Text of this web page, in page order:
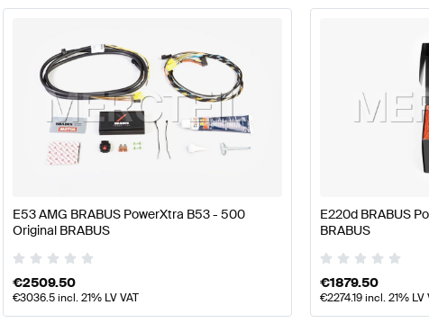
BRABUS A-Klasse W177 Modellpflege Motor &
E53 AMG BRABUS PowerXtra B53 - 500
Original BRABUS
€2509.50
€3036.5incl. 21% LV VAT
E220d BRABUS
BRABUS
€1879.50
€2274.19incl. 21% LV